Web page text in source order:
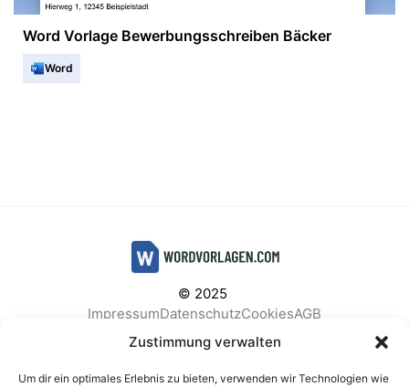
Zustimmung verwalten
Um dir ein optimales Erlebnis zu bieten, verwenden wir Technologien wie
Word Vorlage Bewerbungsschreiben Bäcker
Word
© 2025
ImpressumDatenschutzCookiesAGB
Facebook
Instagram